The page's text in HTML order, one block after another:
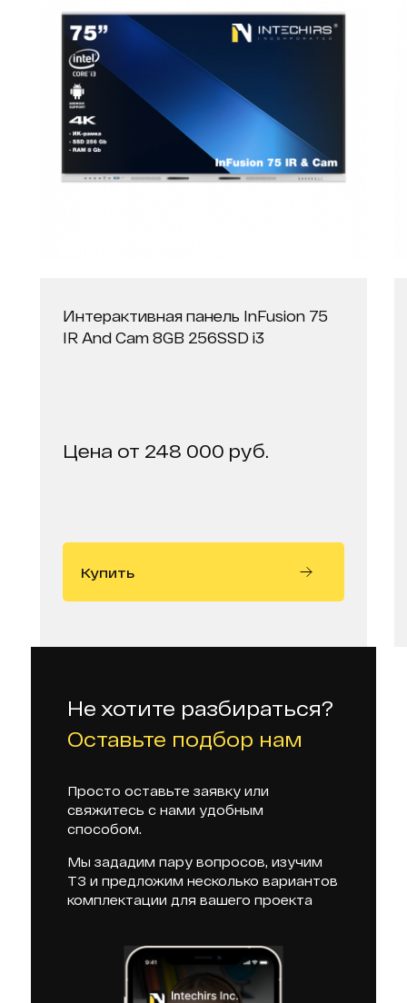
Интерактивная панель InFusion 75
IR And Cam 8GB 256SSD i3
Цена от 248 000 руб.
Купить
Не хотите разбираться?
Оставьте подбор нам
Просто оставьте заявку или
свяжитесь с нами удобным
способом.
Мы зададим пару вопросов, изучим
ТЗ и предложим несколько вариантов
комплектации для вашего проекта